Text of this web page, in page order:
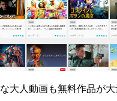
大人動画も無料作品が大